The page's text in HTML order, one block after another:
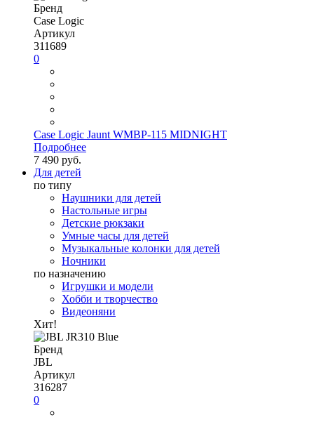
Бренд
Case Logic
Артикул
311689
0
Case Logic Jaunt WMBP-115 MIDNIGHT
Подробнее
7 490 руб.
Для детей
по типу
Наушники для детей
Настольные игры
Детские рюкзаки
Умные часы для детей
Музыкальные колонки для детей
Ночники
по назначению
Игрушки и модели
Хобби и творчество
Видеоняни
Хит!
Бренд
JBL
Артикул
316287
0